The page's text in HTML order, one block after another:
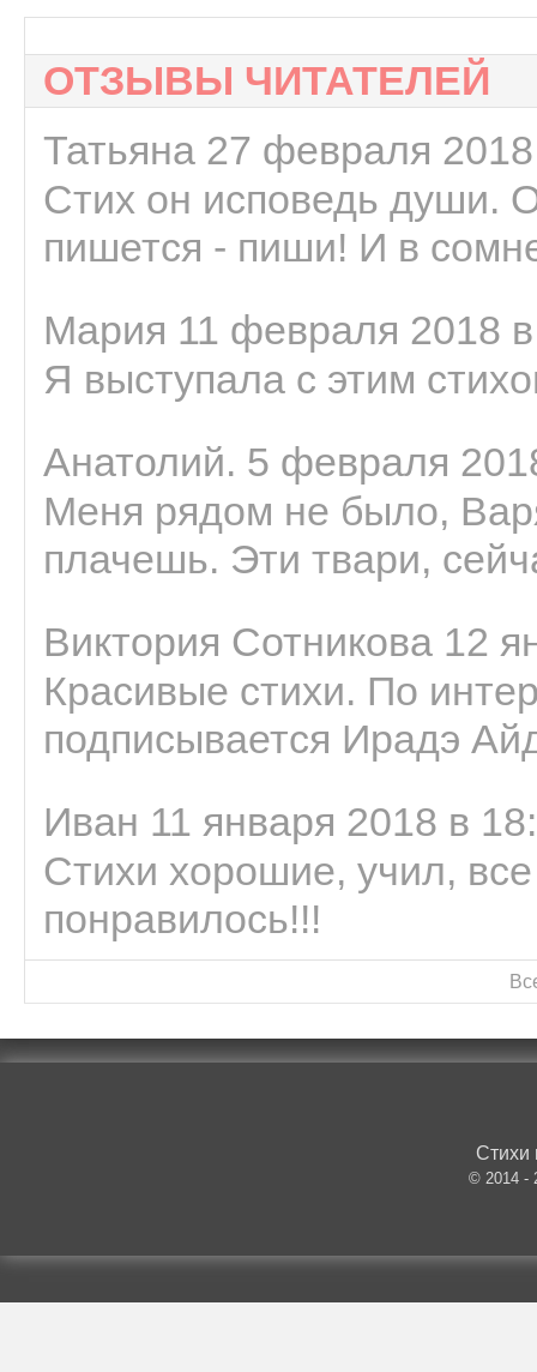
ОТЗЫВЫ ЧИТАТЕЛЕЙ
Татьяна 27 февраля
Стих он исповедь души.
пишется - пиши! И в
Мария 11 февраля 2018
Я выступала с этим
Анатолий. 5 февраля
Меня рядом не было,
плачешь. Эти твари,
Виктория Сотникова 12
Красивые стихи. По
подписывается Ирадэ
Иван 11 января 2018 в
Стихи хорошие, учил,
понравилось!!!
Стихи
© 2014 -